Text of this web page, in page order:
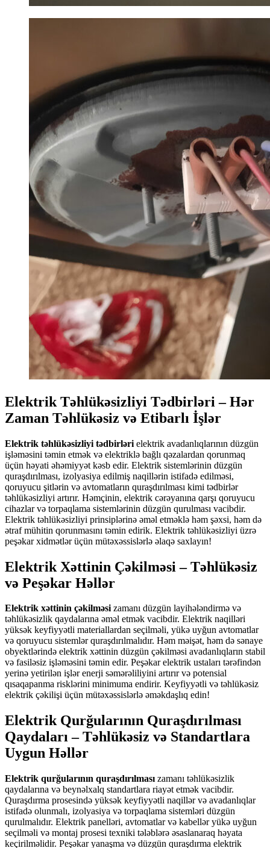
Elektrik Təhlükəsizliyi Tədbirləri – Hər
Zaman Təhlükəsiz və Etibarlı İşlər
Elektrik təhlükəsizliyi tədbirləri elektrik avadanlıqlarının düzgün
işləməsini təmin etmək və elektriklə bağlı qəzalardan qorunmaq
üçün həyati əhəmiyyət kəsb edir. Elektrik sistemlərinin düzgün
quraşdırılması, izolyasiya edilmiş naqillərin istifadə edilməsi,
qoruyucu şitlərin və avtomatların quraşdırılması kimi tədbirlər
təhlükəsizliyi artırır. Həmçinin, elektrik cərəyanına qarşı qoruyucu
cihazlar və torpaqlama sistemlərinin düzgün qurulması vacibdir.
Elektrik təhlükəsizliyi prinsiplərinə əməl etməklə həm şəxsi, həm də
ətraf mühitin qorunmasını təmin edirik. Elektrik təhlükəsizliyi üzrə
peşəkar xidmətlər üçün mütəxəssislərlə əlaqə saxlayın!
Elektrik Xəttinin Çəkilməsi – Təhlükəsiz
və Peşəkar Həllər
Elektrik xəttinin çəkilməsizamanı düzgün layihələndirmə və
təhlükəsizlik qaydalarına əməl etmək vacibdir. Elektrik naqilləri
yüksək keyfiyyətli materiallardan seçilməli, yükə uyğun avtomatlar
və qoruyucu sistemlər quraşdırılmalıdır. Həm məişət, həm də sənaye
obyektlərində elektrik xəttinin düzgün çəkilməsi avadanlıqların stabil
və fasiləsiz işləməsini təmin edir. Peşəkar elektrik ustaları tərəfindən
yerinə yetirilən işlər enerji səmərəliliyini artırır və potensial
qısaqapanma risklərini minimuma endirir. Keyfiyyətli və təhlükəsiz
elektrik çəkilişi üçün mütəxəssislərlə əməkdaşlıq edin!
Elektrik Qurğularının Quraşdırılması
Qaydaları – Təhlükəsiz və Standartlara
Uygun Həllər
Elektrik qurğularının quraşdırılması zamanı təhlükəsizlik
qaydalarına və beynəlxalq standartlara riayət etmək vacibdir.
Quraşdırma prosesində yüksək keyfiyyətli naqillər və avadanlıqlar
istifadə olunmalı, izolyasiya və torpaqlama sistemləri düzgün
qurulmalıdır. Elektrik panelləri, avtomatlar və kabellər yükə uyğun
seçilməli və montaj prosesi texniki tələblərə əsaslanaraq həyata
keçirilməlidir. Peşəkar yanaşma və düzgün quraşdırma elektrik